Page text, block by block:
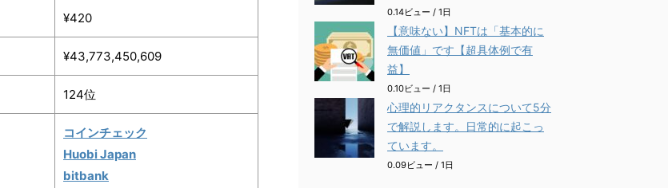
¥420
¥43,773,450,609
124位
コインチェック
Huobi Japan
bitbank
0.14ビュー / 1日
【意味ない】NFTは「基本的に
無価値」です【超具体例で有
益】
0.10ビュー / 1日
心理的リアクタンスについて5分
で解説します。日常的に起こっ
ています。
0.09ビュー / 1日